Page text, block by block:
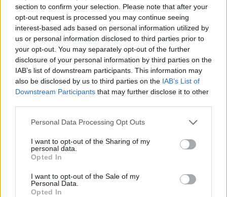
section to confirm your selection. Please note that after your
opt-out request is processed you may continue seeing
interest-based ads based on personal information utilized by
us or personal information disclosed to third parties prior to
your opt-out. You may separately opt-out of the further
disclosure of your personal information by third parties on the
IAB’s list of downstream participants. This information may
also be disclosed by us to third parties on the IAB’s List of
Downstream Participants that may further disclose it to other
Personal Data Processing Opt Outs
I want to opt-out of the Sharing of my
personal data.
Opted In
I want to opt-out of the Sale of my
Personal Data.
Opted In
kabinetjének hozzáférése volt, bemutatta.
A Sándor-palota együttműködik a korábbi köztársasági
elnök „kegyelmi ügyeként” ismertté vált, KEH/2787-6/2023
ügyszámú döntés iratainak nyilvánosságra hozatalában –
közölte Sulyok Tamás köztársasági elnök. Facebookon
közzétett közleménye szerint az államfő hivatala a
miniszterelnök kezdeményezésével összhangban, a kiemelt
közérdeklődésre tekintettel...
KEDVES OLVASÓNK!
A keresett cikk a portfolio.hu hírarchívumához
regisztrációhoz kötött.